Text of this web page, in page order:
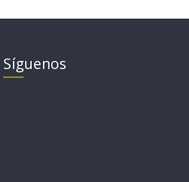
Síguenos